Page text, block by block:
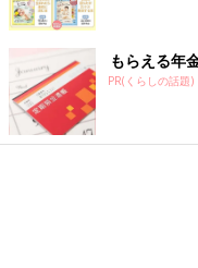
もらえる年
PR(くらしの話題)